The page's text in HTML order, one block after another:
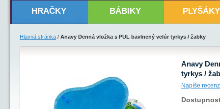
HRAČKY BÁBIKY PLYŠÁKY
Hlavná stránka / Anavy Denná vložka s PUL bavlnený velúr tyrkys / žabky
Anavy
tyrkys /
Napíše